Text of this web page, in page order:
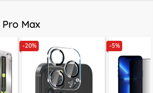
Pro Max
-20% -5%